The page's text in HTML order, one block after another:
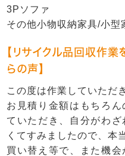
3Pソファ
その他小物収納家具/小型
【リサイクル品回収作
らの声】
この度は作業していただ
お見積り金額はもちろ
ていただき、自分がわ
くてすみましたので、本
買い替え等で、また機